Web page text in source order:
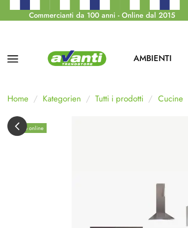
Commercianti da 100 anni - Online dal 2015
AMBIENTI
Home Kategorien Tutti i prodotti Cucine
Solo online